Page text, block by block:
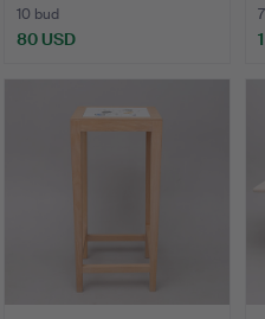
10 bud
80 USD